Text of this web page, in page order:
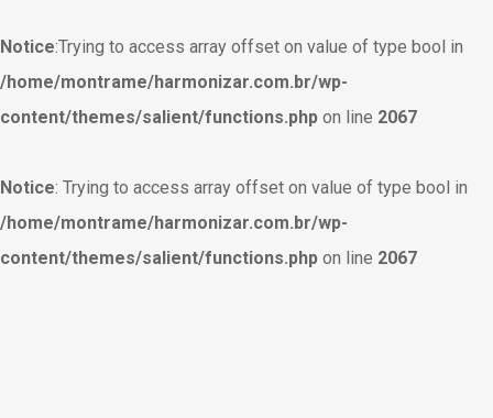
Notice:Trying to access array offset on value of type bool in
/home/montrame/harmonizar.com.br/wp-
content/themes/salient/functions.php on line 2067
Notice: Trying to access array offset on value of type bool in
/home/montrame/harmonizar.com.br/wp-
content/themes/salient/functions.php on line 2067